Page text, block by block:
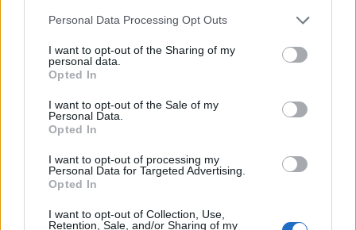
Personal Data Processing Opt Outs
I want to opt-out of the Sharing of my
personal data.
Opted In
I want to opt-out of the Sale of my
Personal Data.
Opted In
I want to opt-out of processing my
Personal Data for Targeted Advertising.
Opted In
I want to opt-out of Collection, Use,
Retention, Sale, and/or Sharing of my
argentina.
14/09/2006
Marrazzo a Buenos Aires fa
campagna per Prodi «Il voto non
riconoscimento»
04/03/2006